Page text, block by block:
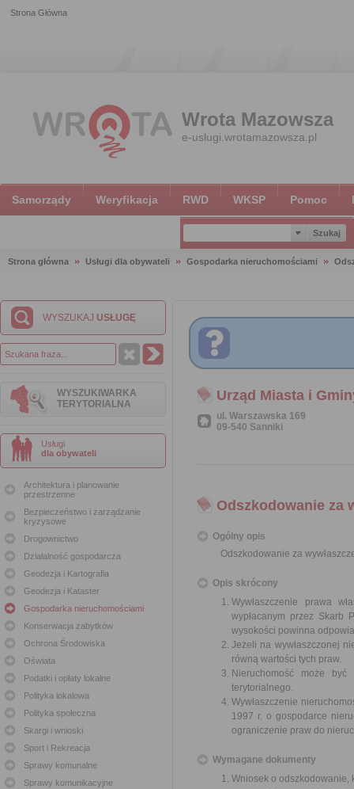
Strona Główna
Wrota Mazowsza
e-uslugi.wrotamazowsza.pl
Samorządy Weryfikacja RWD WKSP Pomoc
Strona główna Usługi dla obywateli Gospodarka nieruchomościami
WYSZUKAJ USŁUGĘ
WYSZUKIWARKA
TERYTORIALNA
Usługi
dla obywateli
Architektura i planowanie
przestrzenne
Bezpieczeństwo i zarządzanie
kryzysowe
Drogownictwo
Działalność gospodarcza
Geodezja i Kartografia
Geodezja i Kataster
Gospodarka nieruchomościami
Konserwacja zabytków
Ochrona Środowiska
Oświata
Podatki i opłaty lokalne
Polityka lokalowa
Polityka społeczna
Skargi i wnioski
Sport i Rekreacja
Sprawy komunalne
Sprawy komunikacyjne
Urząd Miasta i
ul. Warszawska 169
09-540 Sanniki
Odszkodowanie za
Ogólny opis
Odszkodowanie za
Opis skrócony
Wywłaszczenie prawa
wypłacanym przez Skarb
wysokości powinna
Jeżeli na wywłaszczonej
równą wartości tych praw.
Nieruchomość może
terytorialnego.
Wywłaszczenie
1997 r. o gospodarce
ograniczenie praw do
Wymagane dokumenty
Wniosek o odszkodowanie,